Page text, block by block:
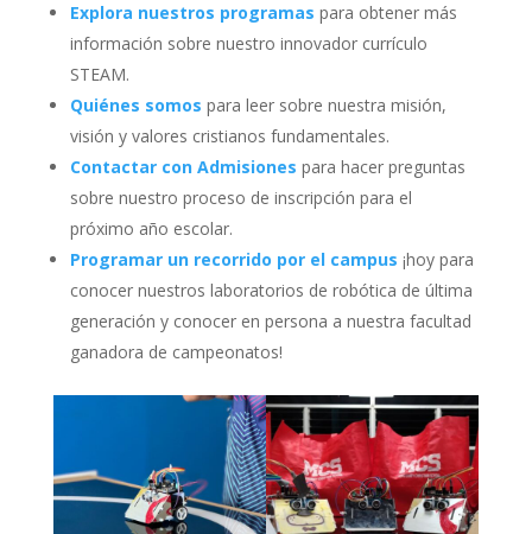
Explora nuestros programas para obtener más
información sobre nuestro innovador currículo
STEAM.
Quiénes somos para leer sobre nuestra misión,
visión y valores cristianos fundamentales.
Contactar con Admisiones para hacer preguntas
sobre nuestro proceso de inscripción para el
próximo año escolar.
Programar un recorrido por el campus ¡hoy para
conocer nuestros laboratorios de robótica de última
generación y conocer en persona a nuestra facultad
ganadora de campeonatos!